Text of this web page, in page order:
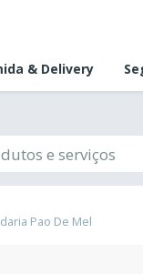
& Delivery
Pao De Mel